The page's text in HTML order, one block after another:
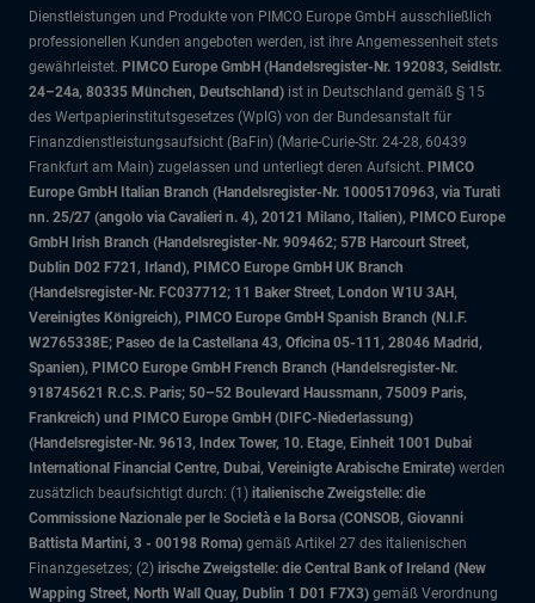
Dienstleistungen und Produkte von PIMCO Europe GmbH ausschließlich
professionellen Kunden angeboten werden, ist ihre Angemessenheit stets
gewährleistet. PIMCO Europe GmbH (Handelsregister-Nr. 192083, Seidlstr.
24–24a, 80335 München, Deutschland) ist in Deutschland gemäß § 15
des Wertpapierinstitutsgesetzes (WpIG) von der Bundesanstalt für
Finanzdienstleistungsaufsicht (BaFin) (Marie-Curie-Str. 24-28, 60439
Frankfurt am Main) zugelassen und unterliegt deren Aufsicht. PIMCO
Europe GmbH Italian Branch (Handelsregister-Nr. 10005170963, via Turati
nn. 25/27 (angolo via Cavalieri n. 4), 20121 Milano, Italien), PIMCO Europe
GmbH Irish Branch (Handelsregister-Nr. 909462; 57B Harcourt Street,
Dublin D02 F721, Irland), PIMCO Europe GmbH UK Branch
(Handelsregister-Nr. FC037712; 11 Baker Street, London W1U 3AH,
Vereinigtes Königreich), PIMCO Europe GmbH Spanish Branch (N.I.F.
W2765338E; Paseo de la Castellana 43, Oficina 05-111, 28046 Madrid,
Spanien), PIMCO Europe GmbH French Branch (Handelsregister-Nr.
918745621 R.C.S. Paris; 50–52 Boulevard Haussmann, 75009 Paris,
Frankreich) und PIMCO Europe GmbH (DIFC-Niederlassung)
(Handelsregister-Nr. 9613, Index Tower, 10. Etage, Einheit 1001 Dubai
International Financial Centre, Dubai, Vereinigte Arabische Emirate) werden
zusätzlich beaufsichtigt durch: (1) italienische Zweigstelle: die
Commissione Nazionale per le Società e la Borsa (CONSOB, Giovanni
Battista Martini, 3 - 00198 Roma) gemäß Artikel 27 des italienischen
Finanzgesetzes; (2) irische Zweigstelle: die Central Bank of Ireland (New
Wapping Street, North Wall Quay, Dublin 1 D01 F7X3) gemäß Verordnung